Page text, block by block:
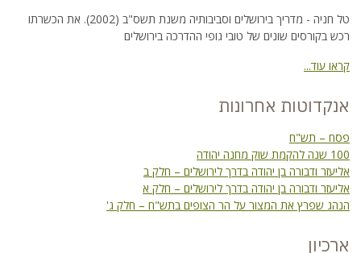
טל חניה - מדריך בירושלים וסביבותיה משנת תשס"ב (2002). את הכשרתו
רכש בקורסים שונים של טובי גופי ההדרכה בירושלים
קראו עוד...
אנקדוטות אחרונות
פסח – תש"ח
100 שנה להקמת שוק מחנה יהודה
אליעזר ודבורה בן יהודה בדרך לירושלים – חלק ב
אליעזר ודבורה בן יהודה בדרך לירושלים – חלק א
הנהג שפרץ את המצור על הר הצופים בתש"ח – חלק ג'
ארכיון